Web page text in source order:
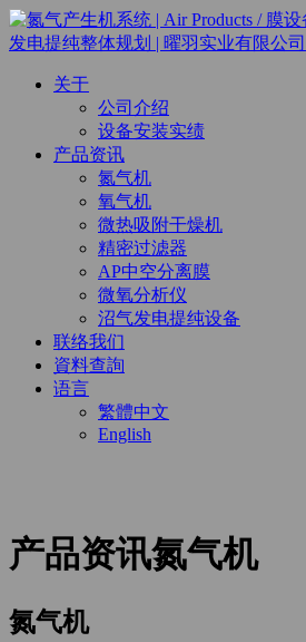
关于
公司介绍
设备安装实绩
产品资讯
氮气机
氧气机
微热吸附干燥机
精密过滤器
AP中空分离膜
微氧分析仪
沼气发电提纯设备
联络我们
資料查詢
语言
繁體中文
English
产品资讯氮气机
氮气机